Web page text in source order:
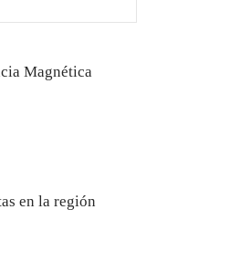
Magnética
en la región